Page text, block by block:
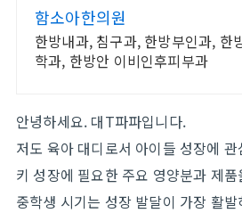
함소아한의원
한방내과, 침구과, 한방부인과, 한
학과, 한방안 이비인후피부과
안녕하세요. 대T파파입니다.
저도 육아 대디로서 아이들 성장에
키 성장에 필요한 주요 영양분과 제
중학생 시기는 성장 발달이 가장 활